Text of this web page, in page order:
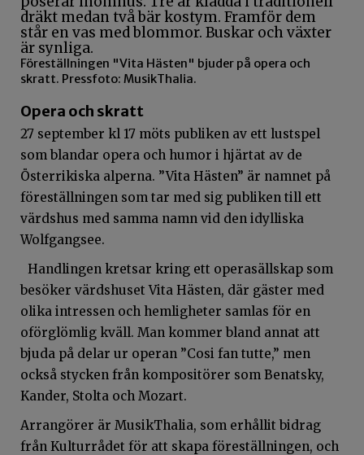
Föreställningen "Vita Hästen" bjuder på opera och
skratt. Pressfoto: MusikThalia.
Opera och skratt
27 september kl 17 möts publiken av ett lustspel
som blandar opera och humor i hjärtat av de
Österrikiska alperna. ”Vita Hästen” är namnet på
föreställningen som tar med sig publiken till ett
värdshus med samma namn vid den idylliska
Wolfgangsee.
Handlingen kretsar kring ett operasällskap som
besöker värdshuset Vita Hästen, där gäster med
olika intressen och hemligheter samlas för en
oförglömlig kväll. Man kommer bland annat att
bjuda på delar ur operan ”Cosi fan tutte,” men
också stycken från kompositörer som Benatsky,
Kander, Stolta och Mozart.
Arrangörer är MusikThalia, som erhållit bidrag
från Kulturrådet för att skapa föreställningen, och